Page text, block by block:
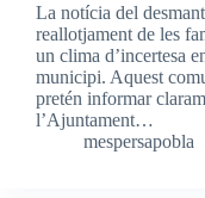
La notícia del
reallotjament de les
un clima d’incertesa
municipi. Aquest
pretén informar
l’Ajuntament…
mespersapobla